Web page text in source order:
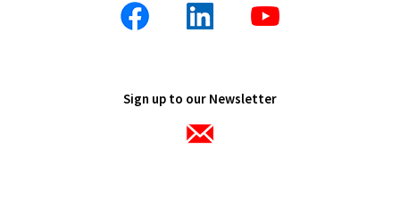
Sign up to our Newsletter